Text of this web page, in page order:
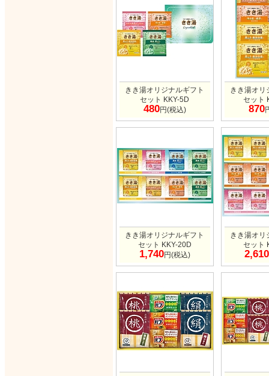
きき湯オリジナルギフト
セット KKY-5D
480円(税込)
きき湯オリ
セット
870
きき湯オリジナルギフト
セット KKY-20D
1,740円(税込)
きき湯オリ
セット
2,610